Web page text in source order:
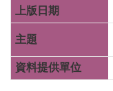
新
住
民
善
專